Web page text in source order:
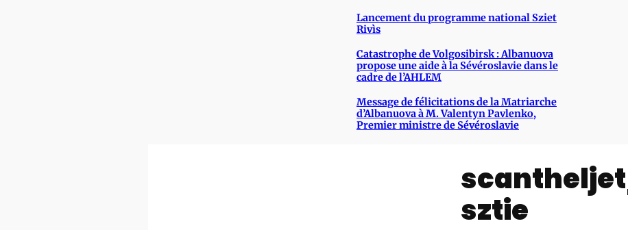
Lancement du programme national Sziet
Rivìs
Catastrophe de Volgosibirsk : Albanuova
propose une aide à la Sévéroslavie dans le
cadre de l’AHLEM
Message de félicitations de la Matriarche
d’Albanuova à M. Valentyn Pavlenko,
Premier ministre de Sévéroslavie
sztie